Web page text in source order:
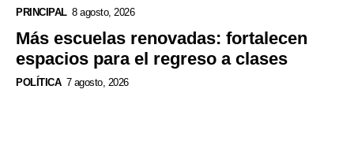
PRINCIPAL 8 agosto, 2026
Más escuelas renovadas: fortalecen
espacios para el regreso a clases
POLÍTICA 7 agosto, 2026